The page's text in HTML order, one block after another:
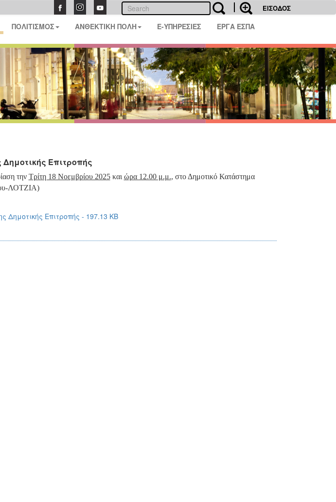
ΕΙΣΟΔΟΣ
ΠΟΛΙΤΙΣΜΟΣ ΑΝΘΕΚΤΙΚΗ ΠΟΛΗ E-ΥΠΗΡΕΣΙΕΣ ΕΡΓΑ ΕΣΠΑ
Επιτροπής
την Τρίτη 18 Νοεμβρίου 2025και ώρα 12.00 μ.μ., στο Δημοτικό Κατάστημα
ΛΟΤΖΙΑ)
Δημοτικής Επιτροπής - 197.13 KB